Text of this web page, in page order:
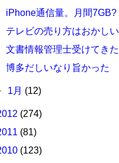
iPhone通信量。月間7GB?
テレビの売り方はおかしい
文書情報管理士受けてきた
博多だしいなり旨かった
1月 (12)
(274)
(81)
(123)